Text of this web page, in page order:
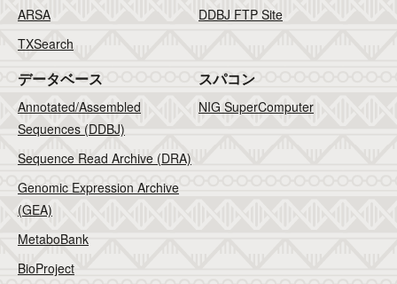
ARSA
TXSearch
DDBJ FTP Site
データベース
Annotated/Assembled
Sequences (DDBJ)
Sequence Read Archive (DRA)
Genomic Expression Archive
(GEA)
MetaboBank
BioProject
スパコン
NIG SuperComputer